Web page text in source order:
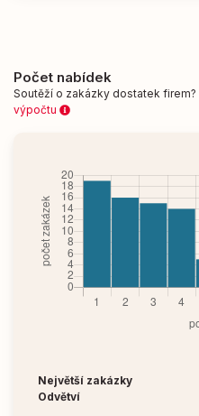
Počet nabídek
Soutěží o zakázky dostatek firem?
výpočtu
Největší zakázky
Odvětví